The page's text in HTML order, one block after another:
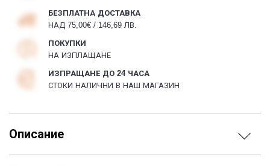
БЕЗПЛАТНА ДОСТАВКА
НАД 75,00€ / 146,69 ЛВ.
ПОКУПКИ
НА ИЗПЛАЩАНЕ
ИЗПРАЩАНЕ ДО 24 ЧАСА
СТОКИ НАЛИЧНИ В НАШ МАГАЗИН
Описание